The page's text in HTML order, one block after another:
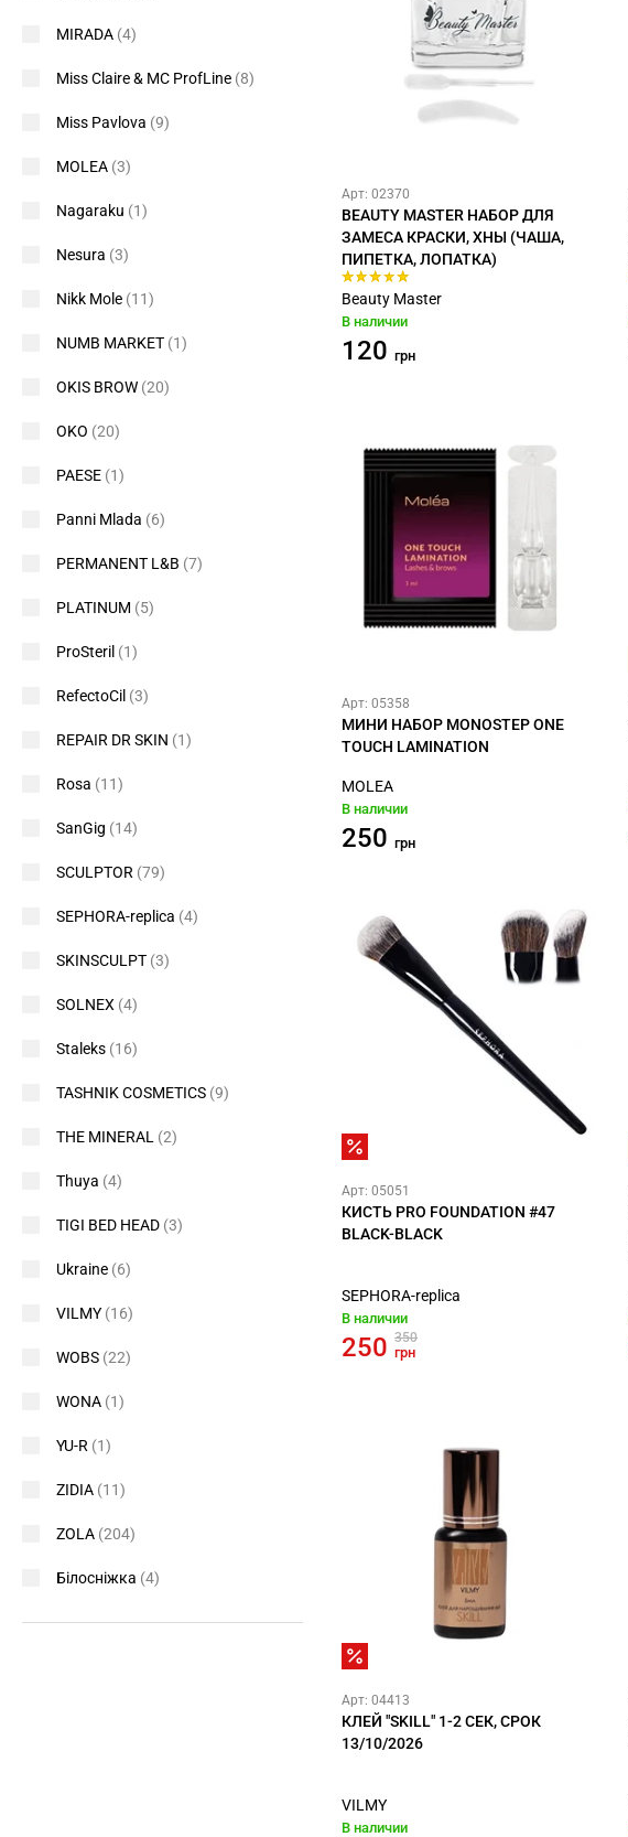
Арт: 02370
BEAUTY MASTER НАБОР ДЛЯ
ЗАМЕСА КРАСКИ, ХНЫ (ЧАША,
ПИПЕТКА, ЛОПАТКА)
Beauty Master
В наличии
120 грн
Арт: 05358
МИНИ НАБОР MONOSTEP ONE
TOUCH LAMINATION
MOLEA
В наличии
250 грн
Арт: 05051
КИСТЬ PRO FOUNDATION #47
BLACK-BLACK
SEPHORA-replica
В наличии
250 350
грн
Арт: 04413
КЛЕЙ "SKILL" 1-2 СЕК, СРОК
13/10/2026
VILMY
В наличии
MIRADA (4)
Miss Claire & MC ProfLine (8)
Miss Pavlova (9)
MOLEA (3)
Nagaraku (1)
Nesura (3)
Nikk Mole (11)
NUMB MARKET (1)
OKIS BROW (20)
OKO (20)
PAESE (1)
Panni Mlada (6)
PERMANENT L&B (7)
PLATINUM (5)
ProSteril (1)
RefectoCil (3)
REPAIR DR SKIN (1)
Rosa (11)
SanGig (14)
SCULPTOR (79)
SEPHORA-replica (4)
SKINSCULPT (3)
SOLNEX (4)
Staleks (16)
TASHNIK COSMETICS (9)
THE MINERAL (2)
Thuya (4)
TIGI BED HEAD (3)
Ukraine (6)
VILMY (16)
WOBS (22)
WONA (1)
YU-R (1)
ZIDIA (11)
ZOLA (204)
Білосніжка (4)